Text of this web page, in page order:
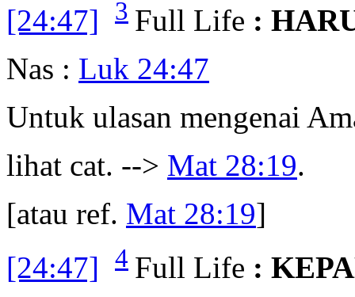
[24:47]
3 Full Life :
Nas : Luk 24:47
Untuk ulasan mengenai
lihat cat. --> Mat 28:19.
[atau ref. Mat 28:19]
[24:47]
4 Full Life :